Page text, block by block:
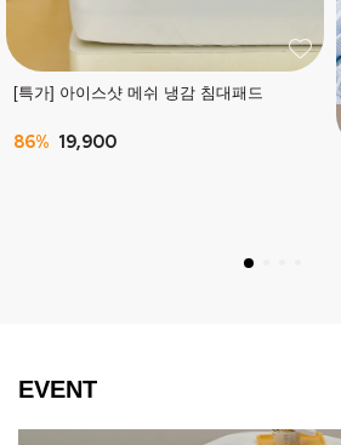
[특가] 아이스샷 메쉬 냉감 침대패드
86% 19,900
EVENT